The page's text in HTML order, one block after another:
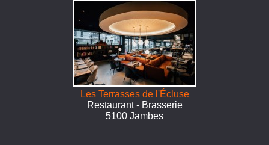
Les Terrasses de l'Écluse
Restaurant - Brasserie
5100 Jambes